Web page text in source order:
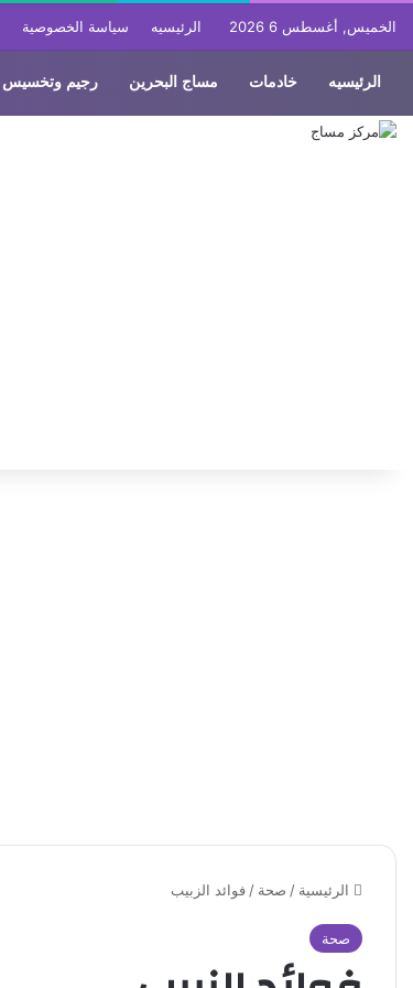
الخميس, أغسطس 6 2026 الرئيسيه سياسة الخصوصية
الرئيسيه خادمات مساج البحرين رجيم وتخسيس
الرئيسية / صحة / فوائد الزبيب
صحة